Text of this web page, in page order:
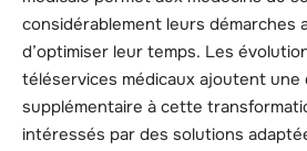
considérablement leurs démarches
d’optimiser leur temps. Les
téléservices médicaux ajoutent une
supplémentaire à cette
intéressés par des solutions